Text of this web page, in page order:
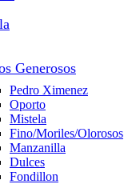
Generosos
Pedro Ximenez
Oporto
Mistela
Fino/Moriles/Olorosos
Manzanilla
Dulces
Fondillon